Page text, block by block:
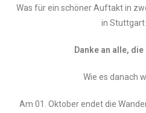
Was für ein schöner Auftakt in
in Stuttgart
Danke an alle,
Wie es danach
Am 01. Oktober endet die